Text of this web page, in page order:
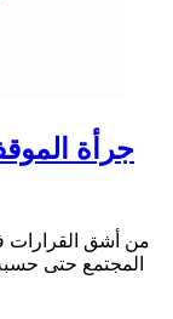
جرأة
من أشق القرارات
المجتمع حتى